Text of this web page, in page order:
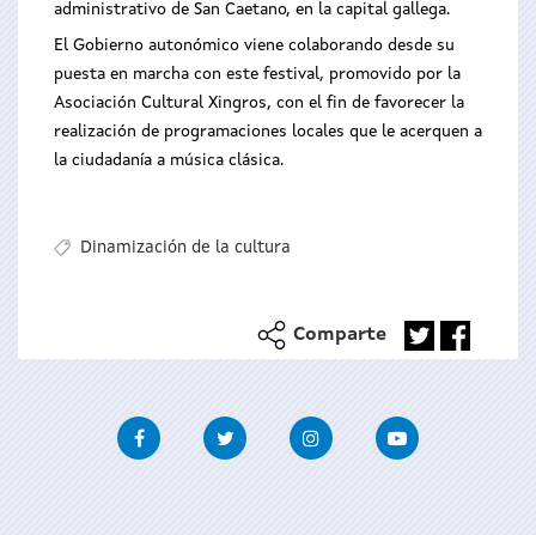
administrativo de San Caetano, en la capital gallega.
El Gobierno autonómico viene colaborando desde su
puesta en marcha con este festival, promovido por la
Asociación Cultural Xingros, con el fin de favorecer la
realización de programaciones locales que le acerquen a
la ciudadanía a música clásica.
Dinamización de la cultura
Comparte
FacebookTwitter InstagramYoutube